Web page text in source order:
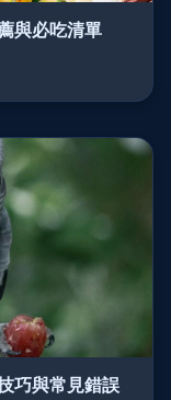
與必吃清單
巧與常見錯誤